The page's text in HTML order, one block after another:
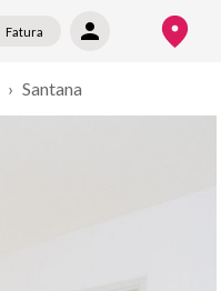
Fatura
› Santana